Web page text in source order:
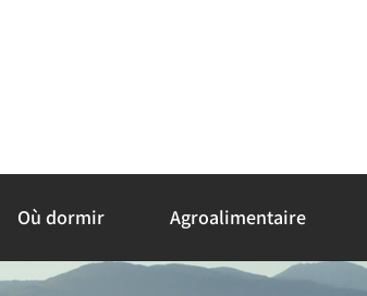
Où dormir Agroalimentaire